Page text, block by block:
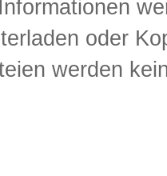
oder
werden